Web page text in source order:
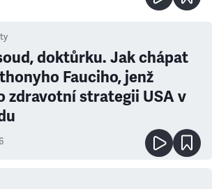
doktůrku. Jak chápat
Fauciho, jenž
zdravotní strategii USA v